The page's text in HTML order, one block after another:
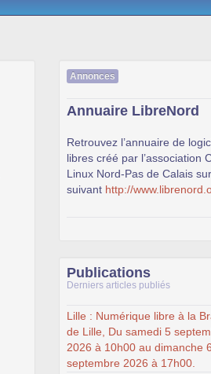
Annonces
Annuaire LibreNord
Retrouvez l’annuaire de
libres créé par l’association
Linux Nord-Pas de Calais
suivant http://
Publications
Derniers articles publiés
Lille : Numérique libre à la
de Lille, Du samedi 5
2026 à 10h00 au dimanche 6
septembre 2026 à 17h00.